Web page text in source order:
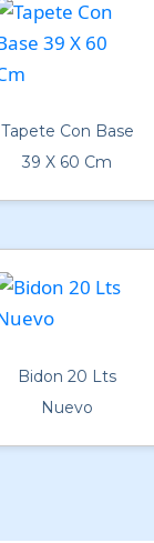
Tapete Con Base
39 X 60 Cm
Bidon 20 Lts
Nuevo